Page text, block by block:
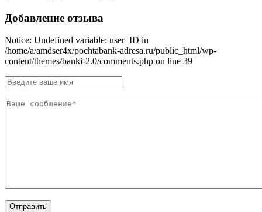
Добавление отзыва
Notice: Undefined variable: user_ID in
/home/a/amdser4x/pochtabank-adresa.ru/public_html/wp-
content/themes/banki-2.0/comments.php on line 39
Отправить